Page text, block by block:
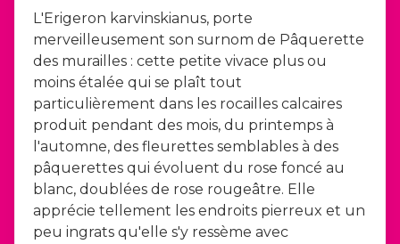
L'Erigeron karvinskianus, porte
merveilleusement son surnom de Pâquerette
des murailles : cette petite vivace plus ou
moins étalée qui se plaît tout
particulièrement dans les rocailles calcaires
produit pendant des mois, du printemps à
l'automne, des fleurettes semblables à des
pâquerettes qui évoluent du rose foncé au
blanc, doublées de rose rougeâtre. Elle
apprécie tellement les endroits pierreux et un
peu ingrats qu'elle s'y ressème avec